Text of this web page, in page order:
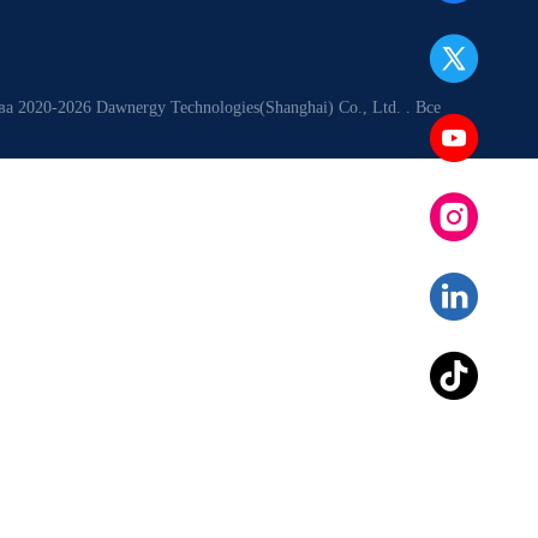
2020-2026 Dawnergy Technologies(Shanghai) Co., Ltd. . Все